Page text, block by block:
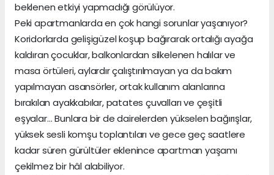
beklenen etkiyi yapmadığı görülüyor.
Peki apartmanlarda en çok hangi sorunlar yaşanıyor?
Koridorlarda gelişigüzel koşup bağırarak ortalığı ayağa
kaldıran çocuklar, balkonlardan silkelenen halılar ve
masa örtüleri, aylardır çalıştırılmayan ya da bakım
yapılmayan asansörler, ortak kullanım alanlarına
bırakılan ayakkabılar, patates çuvalları ve çeşitli
eşyalar… Bunlara bir de dairelerden yükselen bağırışlar,
yüksek sesli komşu toplantıları ve gece geç saatlere
kadar süren gürültüler eklenince apartman yaşamı
çekilmez bir hâl alabiliyor.